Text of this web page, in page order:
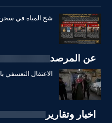
شح المياه في سجن
عن المرصد
الاعتقال التعسفي
اخبار وتقارير